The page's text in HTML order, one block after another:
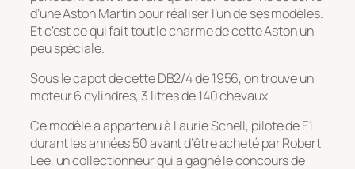
d’une Aston Martin pour réaliser l’un de ses modèles.
Et c’est ce qui fait tout le charme de cette Aston un
peu spéciale.
Sous le capot de cette DB2/4 de 1956, on trouve un
moteur 6 cylindres, 3 litres de 140 chevaux.
Ce modèle a appartenu à Laurie Schell, pilote de F1
durant les années 50 avant d’être acheté par Robert
Lee, un collectionneur qui a gagné le concours de